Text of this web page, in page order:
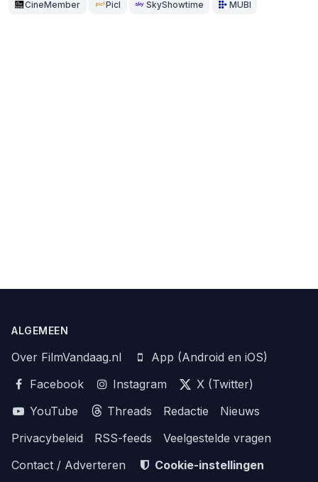
CineMember Picl SkyShowtime MUBI
ALGEMEEN
Over FilmVandaag.nl
App (Android en iOS)
Facebook
Instagram
X (Twitter)
YouTube
Threads Redactie
Nieuws
Privacybeleid
RSS-feeds
Veelgestelde vragen
Contact / Adverteren
Cookie-instellingen